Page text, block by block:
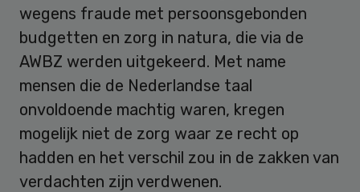
wegens fraude met persoonsgebonden
budgetten en zorg in natura, die via de
AWBZ werden uitgekeerd. Met name
mensen die de Nederlandse taal
onvoldoende machtig waren, kregen
mogelijk niet de zorg waar ze recht op
hadden en het verschil zou in de zakken van
verdachten zijn verdwenen.